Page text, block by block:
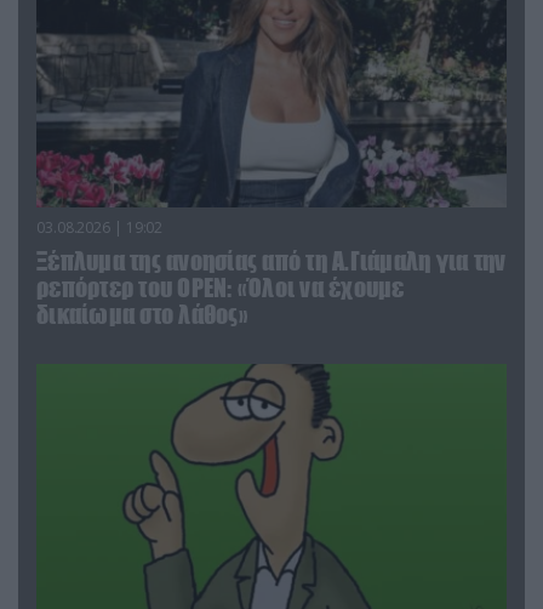
03.08.2026 | 19:02
Ξέπλυμα της ανοησίας από τη Α.Γιάμαλη για την
ρεπόρτερ του ΟΡΕΝ: «Όλοι να έχουμε
δικαίωμα στο λάθος»